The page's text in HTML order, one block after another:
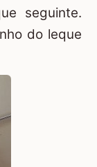
seguinte.
do leque